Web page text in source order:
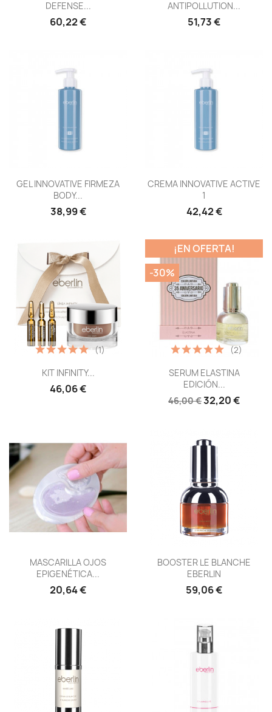
DEFENSE...
60,22 €
ANTIPOLLUTION...
51,73 €
Vista rápida
GEL INNOVATIVE FIRMEZA
BODY...
38,99 €
Vista rápida
CREMA INNOVATIVE ACTIVE
1
42,42 €
Vista rápida
KIT INFINITY...
46,06 €
(1)
Vista rápida
SERUM ELASTINA
EDICIÓN...
46,00 €32,20 €
(2)
¡EN OFERTA!
-30%
Vista rápida
MASCARILLA OJOS
EPIGENÉTICA...
20,64 €
Vista rápida
BOOSTER LE BLANCHE
EBERLIN
59,06 €